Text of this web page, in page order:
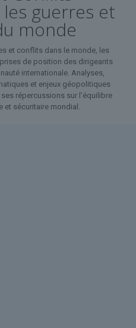
guerres et
monde
et conflits dans le monde, les
de position des dirigeants
internationale. Analyses,
et enjeux géopolitiques
répercussions sur l’équilibre
sécuritaire mondial.